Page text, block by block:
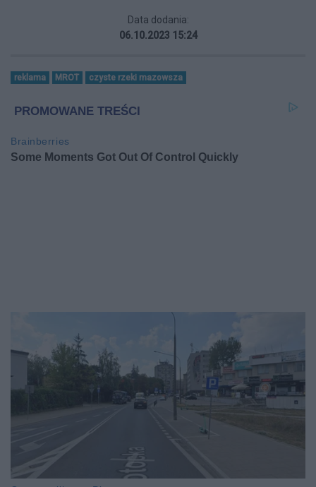
Data dodania:
06.10.2023 15:24
reklama MROT czyste rzeki mazowsza